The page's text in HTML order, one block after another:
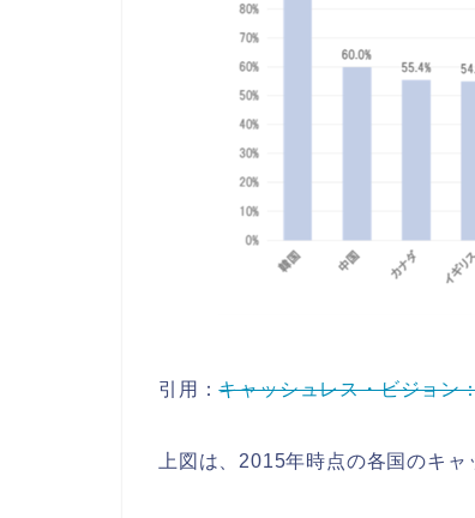
引用：キャッシュレス・ビジョン
上図は、2015年時点の各国のキ